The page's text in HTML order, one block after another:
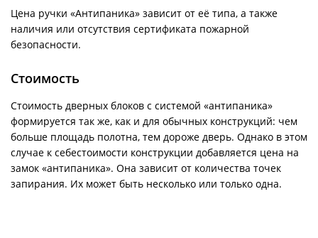
Цена ручки «Антипаника» зависит от её типа, а также
наличия или отсутствия сертификата пожарной
безопасности.
Стоимость
Стоимость дверных блоков с системой «антипаника»
формируется так же, как и для обычных конструкций: чем
больше площадь полотна, тем дороже дверь. Однако в этом
случае к себестоимости конструкции добавляется цена на
замок «антипаника». Она зависит от количества точек
запирания. Их может быть несколько или только одна.